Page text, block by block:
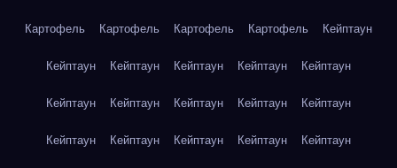
Картофель Картофель Картофель Картофель Кейптаун
Кейптаун Кейптаун Кейптаун Кейптаун Кейптаун
Кейптаун Кейптаун Кейптаун Кейптаун Кейптаун
Кейптаун Кейптаун Кейптаун Кейптаун Кейптаун